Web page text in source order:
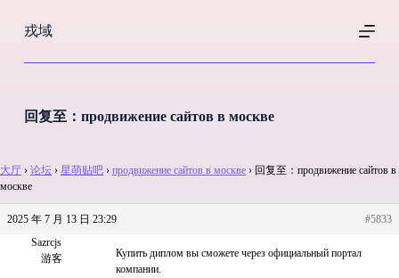
过
戎域
回复至：продвижение сайтов в москве
大厅 › 论坛 › 星萌贴吧 › продвижение сайтов в москве › 回复至：продвижение сайтов в
москве
2025 年 7 月 13 日 23:29
#5833
Sazrcjs
游客
Купить диплом вы сможете через официальный портал
компании.